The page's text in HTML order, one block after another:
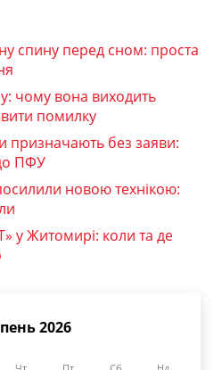
спину перед сном: проста
чому вона виходить
помилку
призначають без заяви:
ПФУ
новою технікою:
у Житомирі: коли та де
2026